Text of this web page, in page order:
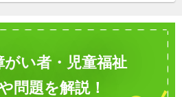
がい者・児童福祉
問題を解説！